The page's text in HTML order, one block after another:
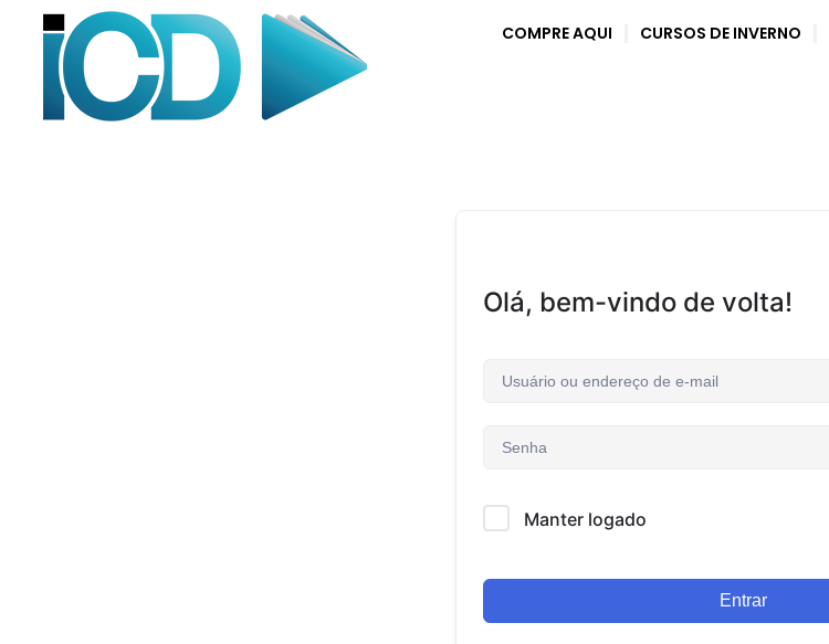
COMPRE AQUI CURSOS DE INVERNO
Olá, bem-vindo de volta!
Manter logado
Entrar